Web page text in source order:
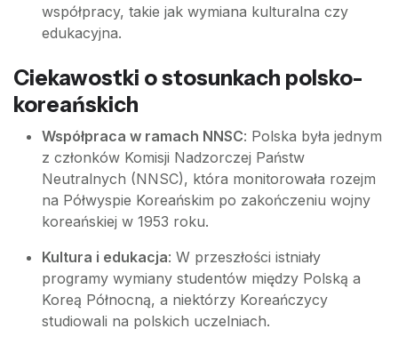
współpracy, takie jak wymiana kulturalna czy
edukacyjna.
Ciekawostki o stosunkach polsko-
koreańskich
Współpraca w ramach NNSC: Polska była jednym
z członków Komisji Nadzorczej Państw
Neutralnych (NNSC), która monitorowała rozejm
na Półwyspie Koreańskim po zakończeniu wojny
koreańskiej w 1953 roku.
Kultura i edukacja: W przeszłości istniały
programy wymiany studentów między Polską a
Koreą Północną, a niektórzy Koreańczycy
studiowali na polskich uczelniach.